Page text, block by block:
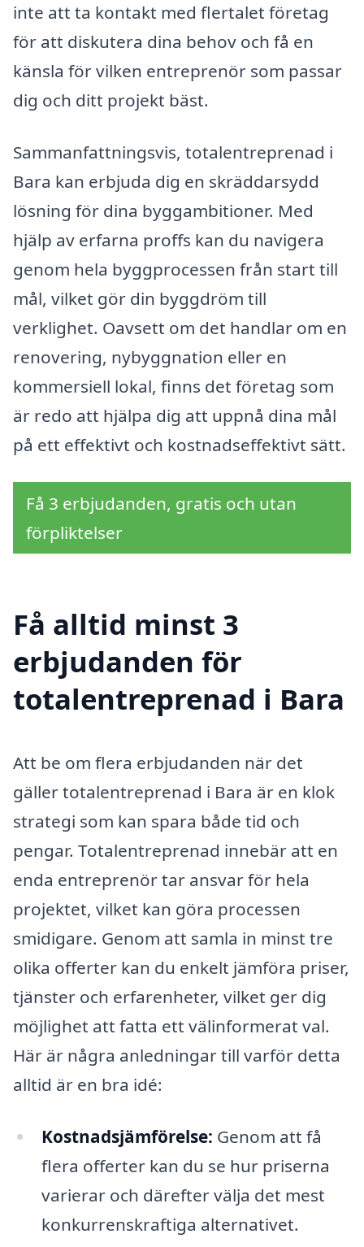
inte att ta kontakt med flertalet företag
för att diskutera dina behov och få en
känsla för vilken entreprenör som passar
dig och ditt projekt bäst.
Sammanfattningsvis, totalentreprenad i
Bara kan erbjuda dig en skräddarsydd
lösning för dina byggambitioner. Med
hjälp av erfarna proffs kan du navigera
genom hela byggprocessen från start till
mål, vilket gör din byggdröm till
verklighet. Oavsett om det handlar om en
renovering, nybyggnation eller en
kommersiell lokal, finns det företag som
är redo att hjälpa dig att uppnå dina mål
på ett effektivt och kostnadseffektivt sätt.
Få 3 erbjudanden, gratis och utan
förpliktelser
Få alltid minst 3
erbjudanden för
totalentreprenad i Bara
Att be om flera erbjudanden när det
gäller totalentreprenad i Bara är en klok
strategi som kan spara både tid och
pengar. Totalentreprenad innebär att en
enda entreprenör tar ansvar för hela
projektet, vilket kan göra processen
smidigare. Genom att samla in minst tre
olika offerter kan du enkelt jämföra priser,
tjänster och erfarenheter, vilket ger dig
möjlighet att fatta ett välinformerat val.
Här är några anledningar till varför detta
alltid är en bra idé:
Kostnadsjämförelse: Genom att få
flera offerter kan du se hur priserna
varierar och därefter välja det mest
konkurrenskraftiga alternativet.